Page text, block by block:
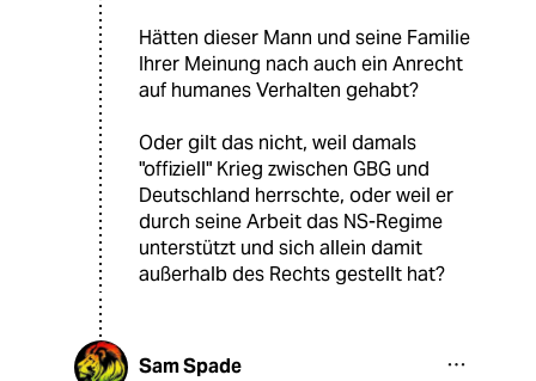
Hätten dieser Mann und seine Familie
Ihrer Meinung nach auch ein Anrecht
auf humanes Verhalten gehabt?
Oder gilt das nicht, weil damals
"offiziell" Krieg zwischen GBG und
Deutschland herrschte, oder weil er
durch seine Arbeit das NS-Regime
unterstützt und sich allein damit
außerhalb des Rechts gestellt hat?
Sam Spade